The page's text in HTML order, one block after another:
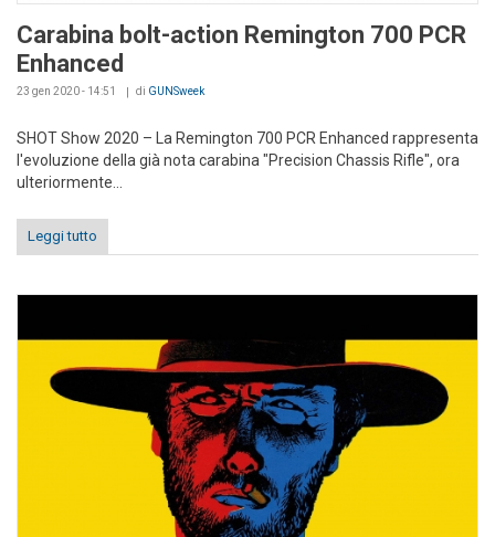
Carabina bolt-action Remington 700 PCR
Enhanced
23 gen 2020 - 14:51 di GUNSweek
SHOT Show 2020 – La Remington 700 PCR Enhanced rappresenta
l'evoluzione della già nota carabina "Precision Chassis Rifle", ora
ulteriormente...
Leggi tutto